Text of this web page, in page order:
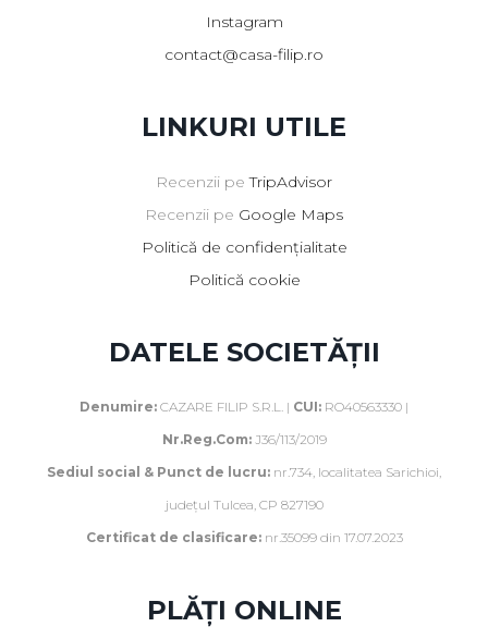
Instagram
contact@casa-filip.ro
LINKURI UTILE
Recenzii peTripAdvisor
Recenzii pe Google Maps
Politică de confidențialitate
Politică cookie
DATELE SOCIETĂȚII
Denumire: CAZARE FILIP S.R.L. | CUI: RO40563330 |
Nr.Reg.Com:J36/113/2019
Sediul social & Punct de lucru: nr.734, localitatea Sarichioi,
județul Tulcea, CP 827190
Certificat de clasificare:nr.35099 din 17.07.2023
PLĂȚI ONLINE